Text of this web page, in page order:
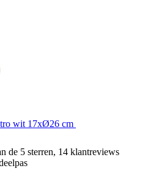
wit 17xØ26 cm
de 5 sterren, 14 klantreviews